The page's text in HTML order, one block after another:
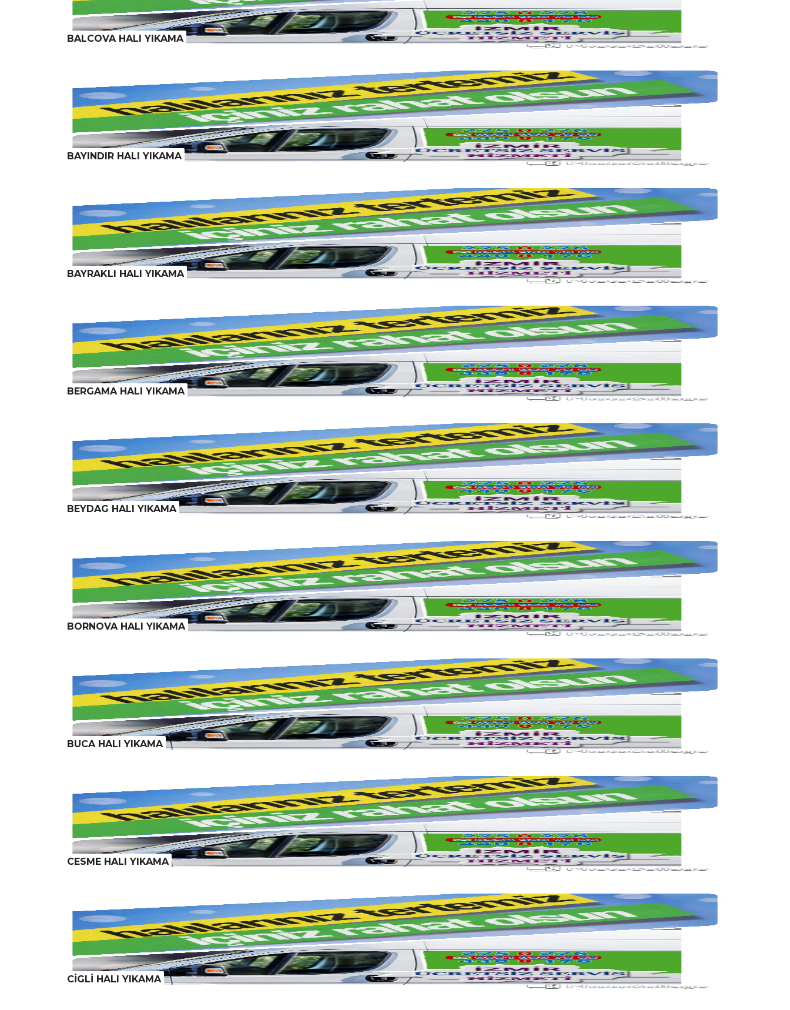
BALCOVA HALI YIKAMA
BAYINDIR HALI YIKAMA
BAYRAKLI HALI YIKAMA
BERGAMA HALI YIKAMA
BEYDAG HALI YIKAMA
BORNOVA HALI YIKAMA
BUCA HALI YIKAMA
CESME HALI YIKAMA
CİGLİ HALI YIKAMA